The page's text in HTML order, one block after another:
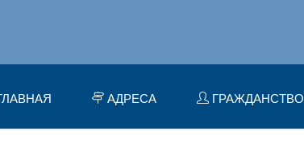
АДРЕСА ГРАЖДАНСТВО